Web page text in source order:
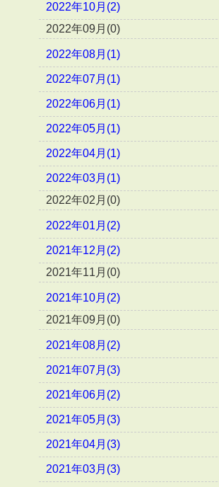
2022年10月(2)
2022年09月(0)
2022年08月(1)
2022年07月(1)
2022年06月(1)
2022年05月(1)
2022年04月(1)
2022年03月(1)
2022年02月(0)
2022年01月(2)
2021年12月(2)
2021年11月(0)
2021年10月(2)
2021年09月(0)
2021年08月(2)
2021年07月(3)
2021年06月(2)
2021年05月(3)
2021年04月(3)
2021年03月(3)